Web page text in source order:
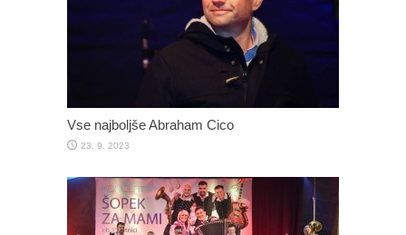
Vse najboljše Abraham Cico
23. 9. 2023